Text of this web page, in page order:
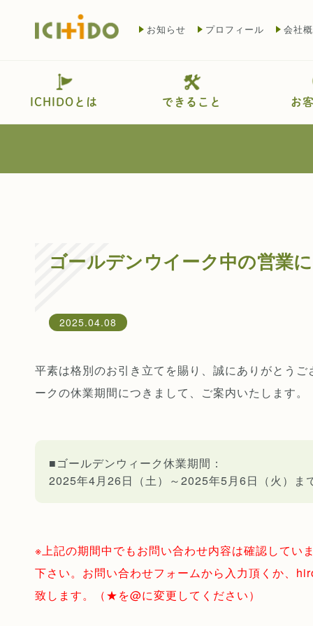
お知らせ プロフィール 会社
ICHIDOとは できること お
ゴールデンウイーク中の営業
2025.04.08
平素は格別のお引き立てを賜り、誠にありがとう
ークの休業期間につきまして、ご案内いたします。
■ゴールデンウィーク休業期間：
2025年4月26日（土）～2025年5月6日（火）ま
※上記の期間中でもお問い合わせ内容は確認してい
下さい。お問い合わせフォームから入力頂くか、
致します。（★を@に変更してください）